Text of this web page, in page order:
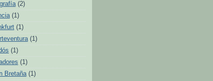
(2)
(1)
(1)
(1)
(1)
(1)
Bretaña (1)